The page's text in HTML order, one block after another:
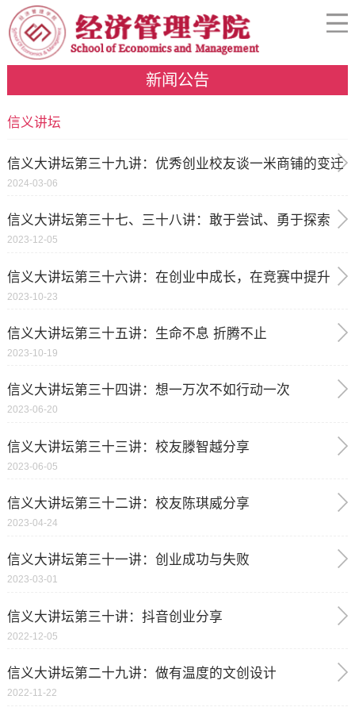
新闻公告
信义讲坛
信义大讲坛第三十九讲：优秀创业校友谈一米商铺的变迁
2024-03-06
信义大讲坛第三十七、三十八讲：敢于尝试、勇于探索
2023-12-05
信义大讲坛第三十六讲：在创业中成长，在竞赛中提升
2023-10-23
信义大讲坛第三十五讲：生命不息 折腾不止
2023-10-19
信义大讲坛第三十四讲：想一万次不如行动一次
2023-06-20
信义大讲坛第三十三讲：校友滕智越分享
2023-06-05
信义大讲坛第三十二讲：校友陈琪威分享
2023-04-24
信义大讲坛第三十一讲：创业成功与失败
2023-03-01
信义大讲坛第三十讲：抖音创业分享
2022-12-05
信义大讲坛第二十九讲：做有温度的文创设计
2022-11-22